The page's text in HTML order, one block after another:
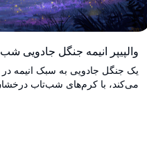
والپیپر انیمه جنگل جادویی
یک جنگل جادویی به سبک انیمه
می‌کند، با کرم‌های شب‌تاب